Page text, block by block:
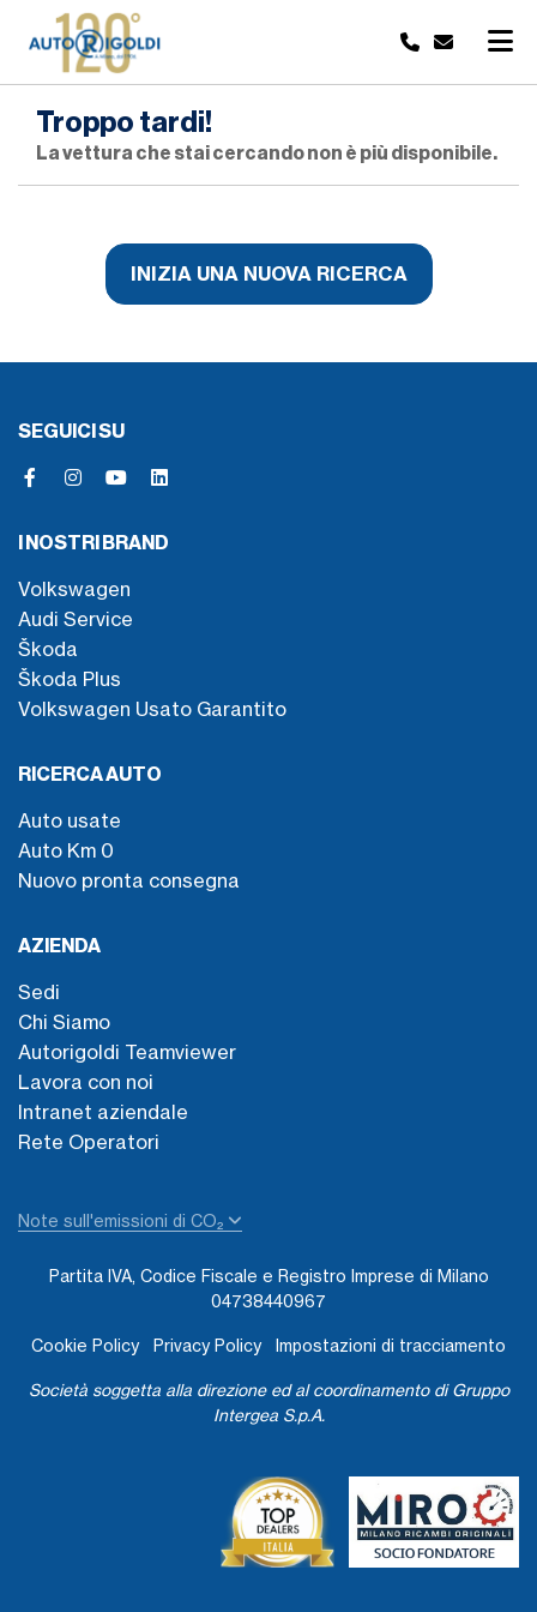
Troppo tardi!
La vettura che stai cercando non è più disponibile.
INIZIA UNA NUOVA RICERCA
SEGUICI SU
I NOSTRI BRAND
Volkswagen
Audi Service
Škoda
Škoda Plus
Volkswagen Usato Garantito
RICERCA AUTO
Auto usate
Auto Km 0
Nuovo pronta consegna
AZIENDA
Sedi
Chi Siamo
Autorigoldi Teamviewer
Lavora con noi
Intranet aziendale
Rete Operatori
Note sull'emissioni di CO₂
Partita IVA, Codice Fiscale e Registro Imprese di Milano
04738440967
Cookie Policy Privacy Policy Impostazioni di tracciamento
Società soggetta alla direzione ed al coordinamento di Gruppo
Intergea S.p.A.